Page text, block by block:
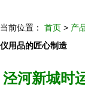
当前位置： 首页 > 产
仪用品的匠心制造
泾河新城时